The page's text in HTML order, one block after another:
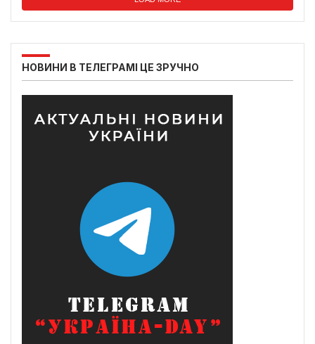
НОВИНИ В ТЕЛЕГРАМІ ЦЕ ЗРУЧНО